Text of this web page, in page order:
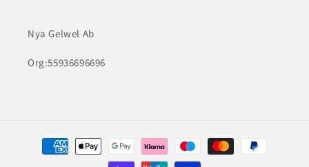
Nya Gelwel Ab
Org:55936696696
Betalningsmetoder